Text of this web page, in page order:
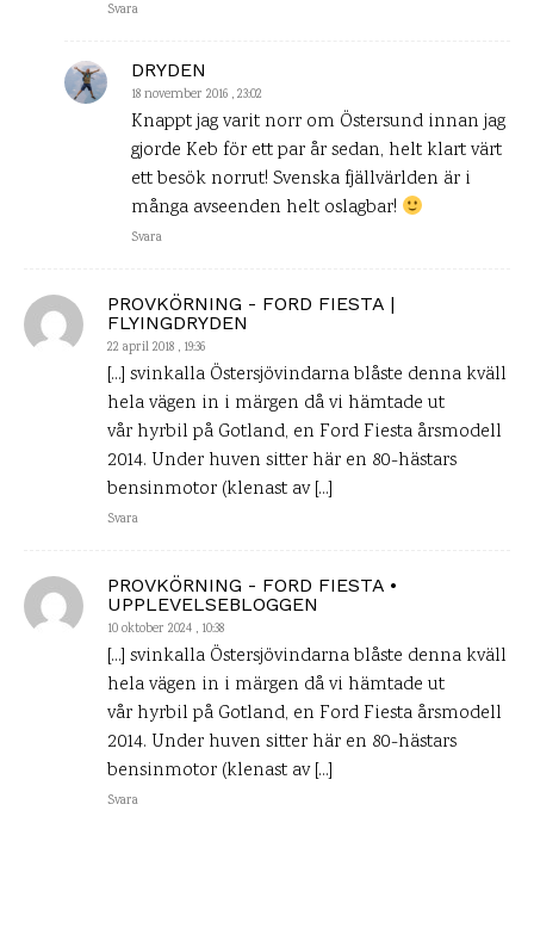
Svara
DRYDEN
18 november 2016 , 23:02
Knappt jag varit norr om Östersund innan jag
gjorde Keb för ett par år sedan, helt klart värt
ett besök norrut! Svenska fjällvärlden är i
många avseenden helt oslagbar!
Svara
PROVKÖRNING - FORD FIESTA |
FLYINGDRYDEN
22 april 2018 , 19:36
[…] svinkalla Östersjövindarna blåste denna kväll
hela vägen in i märgen då vi hämtade ut
vår hyrbil på Gotland, en Ford Fiesta årsmodell
2014. Under huven sitter här en 80-hästars
bensinmotor (klenast av […]
Svara
PROVKÖRNING - FORD FIESTA •
UPPLEVELSEBLOGGEN
10 oktober 2024 , 10:38
[…] svinkalla Östersjövindarna blåste denna kväll
hela vägen in i märgen då vi hämtade ut
vår hyrbil på Gotland, en Ford Fiesta årsmodell
2014. Under huven sitter här en 80-hästars
bensinmotor (klenast av […]
Svara